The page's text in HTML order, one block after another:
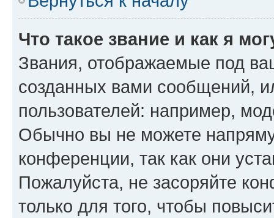
Что такое звание и как я
Звания, отображаемые под
созданных вами сообщений,
пользователей: например,
Обычно вы не можете
конференции, так как они
Пожалуйста, не засоряйте
только для того, чтобы